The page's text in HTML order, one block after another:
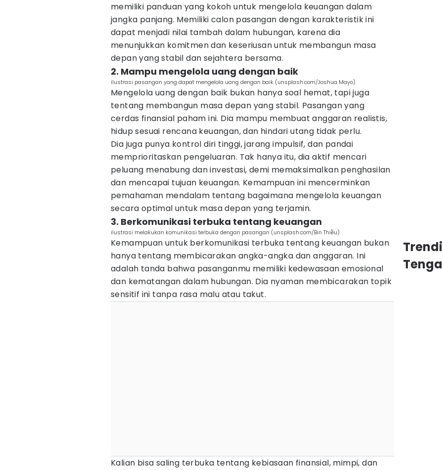
memiliki panduan yang kokoh untuk mengelola keuangan dalam
jangka panjang. Memiliki calon pasangan dengan karakteristik ini
dapat menjadi nilai tambah dalam hubungan, karena dia
menunjukkan komitmen dan keseriusan untuk membangun masa
depan yang stabil dan sejahtera bersama.
2. Mampu mengelola uang dengan baik
ilustrasi pasangan yang dapat mengelola uang dengan baik (unsplash.com/Joshua Mayo)
Mengelola uang dengan baik bukan hanya soal hemat, tapi juga
tentang membangun masa depan yang stabil. Pasangan yang
cerdas finansial paham ini. Dia mampu membuat anggaran realistis,
hidup sesuai rencana keuangan, dan hindari utang tidak perlu.
Dia juga punya kontrol diri tinggi, jarang impulsif, dan pandai
memprioritaskan pengeluaran. Tak hanya itu, dia aktif mencari
peluang menabung dan investasi, demi memaksimalkan penghasilan
dan mencapai tujuan keuangan. Kemampuan ini mencerminkan
pemahaman mendalam tentang bagaimana mengelola keuangan
secara optimal untuk masa depan yang terjamin.
3. Berkomunikasi terbuka tentang keuangan
ilustrasi melakukan komunikasi terbuka dengan pasangan (unsplash.com/Bin Thiều)
Kemampuan untuk berkomunikasi terbuka tentang keuangan bukan
hanya tentang membicarakan angka-angka dan anggaran. Ini
adalah tanda bahwa pasanganmu memiliki kedewasaan emosional
dan kematangan dalam hubungan. Dia nyaman membicarakan topik
sensitif ini tanpa rasa malu atau takut.
Kalian bisa saling terbuka tentang kebiasaan finansial, mimpi, dan